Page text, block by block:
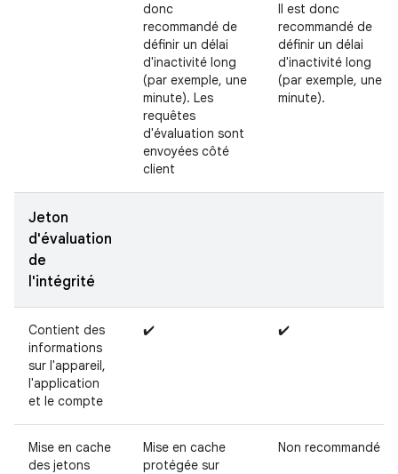
donc
recommandé de
définir un délai
d'inactivité long
(par exemple, une
minute). Les
requêtes
d'évaluation sont
envoyées côté
client
Il est donc
recommandé de
définir un délai
d'inactivité long
(par exemple, une
minute).
Jeton
d'évaluation
de
l'intégrité
Contient des
informations
sur l'appareil,
l'application
et le compte
✔️ ✔️
Mise en cache
des jetons
Mise en cache
protégée sur
Non recommandé